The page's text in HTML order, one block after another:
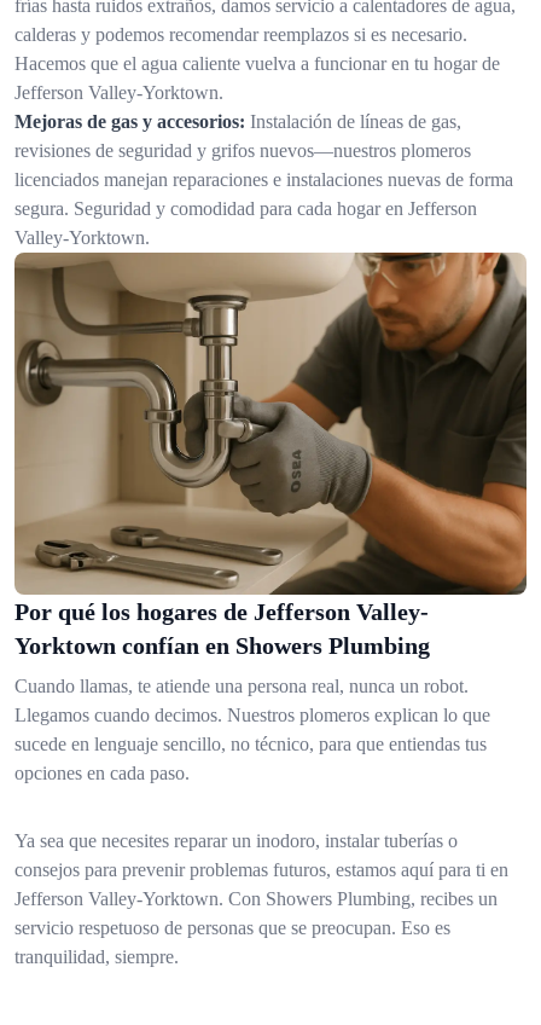
frías hasta ruidos extraños, damos servicio a calentadores de agua,
calderas y podemos recomendar reemplazos si es necesario.
Hacemos que el agua caliente vuelva a funcionar en tu hogar de
Jefferson Valley-Yorktown.
Mejoras de gas y accesorios: Instalación de líneas de gas,
revisiones de seguridad y grifos nuevos—nuestros plomeros
licenciados manejan reparaciones e instalaciones nuevas de forma
segura. Seguridad y comodidad para cada hogar en Jefferson
Valley-Yorktown.
Por qué los hogares de Jefferson Valley-
Yorktown confían en Showers Plumbing
Cuando llamas, te atiende una persona real, nunca un robot.
Llegamos cuando decimos. Nuestros plomeros explican lo que
sucede en lenguaje sencillo, no técnico, para que entiendas tus
opciones en cada paso.
Ya sea que necesites reparar un inodoro, instalar tuberías o
consejos para prevenir problemas futuros, estamos aquí para ti en
Jefferson Valley-Yorktown. Con Showers Plumbing, recibes un
servicio respetuoso de personas que se preocupan. Eso es
tranquilidad, siempre.